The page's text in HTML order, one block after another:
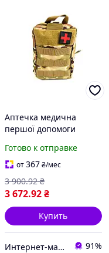
Аптечка медична
першої допомоги
аптечка тактична
рятувальна для ЗСУ
ALLI1695
Готово к отправке
от367₴/мес
3 672.92₴
3 900.92 ₴
Купить
Интернет-магазин Allegoriya 91%